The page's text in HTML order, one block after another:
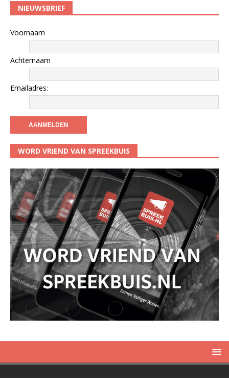
NIEUWSBRIEF
Voornaam
Achternaam
Emailadres:
WORD VRIEND VAN SPREEKBUIS